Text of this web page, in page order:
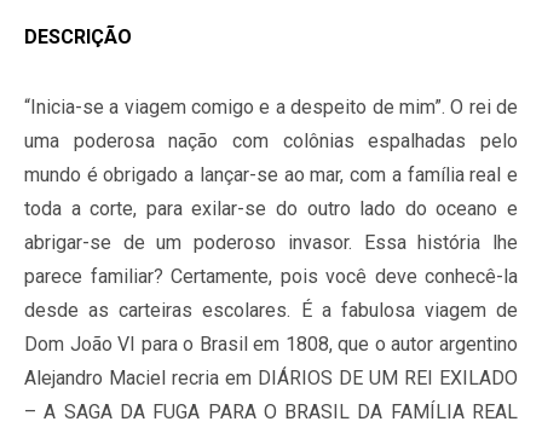
DESCRIÇÃO
“Inicia-se a viagem comigo e a despeito de mim”. O rei de
uma poderosa nação com colônias espalhadas pelo
mundo é obrigado a lançar-se ao mar, com a família real e
toda a corte, para exilar-se do outro lado do oceano e
abrigar-se de um poderoso invasor. Essa história lhe
parece familiar? Certamente, pois você deve conhecê-la
desde as carteiras escolares. É a fabulosa viagem de
Dom João VI para o Brasil em 1808, que o autor argentino
Alejandro Maciel recria em DIÁRIOS DE UM REI EXILADO
– A SAGA DA FUGA PARA O BRASIL DA FAMÍLIA REAL